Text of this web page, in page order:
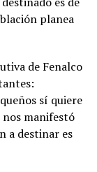
planea
de Fenalco
sí quiere
nos manifestó
a destinar es